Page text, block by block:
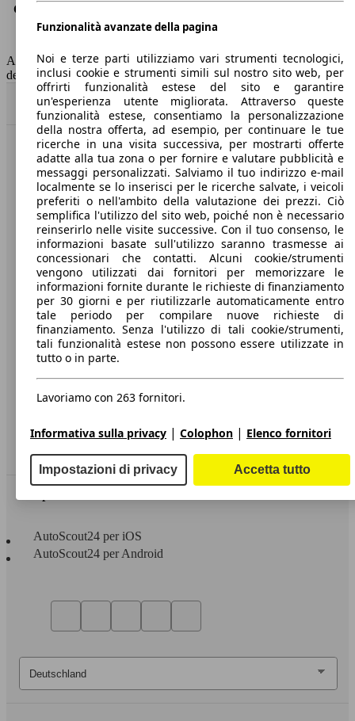
Consumo (combinato)*
Classe di emissione
Euro 5
AutoScout24 non si assume alcuna responsabilità per la correttezza
dei dati.
Torna su
Benvenuti su AutoScout24, il mercato auto europeo.
Società
A proposito di AutoScout24
Stampa
Media
Condizioni generali
Informazioni
Dichiarazione di Accessibilità
Servizi
Area rivenditori
AutoScout24 per iOS
AutoScout24 per Android
Funzionalità avanzate della pagina
Noi e terze parti utilizziamo vari strumenti tecnologici,
inclusi cookie e strumenti simili sul nostro sito web, per
offrirti funzionalità estese del sito e garantire
un'esperienza utente migliorata. Attraverso queste
funzionalità estese, consentiamo la personalizzazione
della nostra offerta, ad esempio, per continuare le tue
ricerche in una visita successiva, per mostrarti offerte
adatte alla tua zona o per fornire e valutare pubblicità e
messaggi personalizzati. Salviamo il tuo indirizzo e-mail
localmente se lo inserisci per le ricerche salvate, i veicoli
preferiti o nell'ambito della valutazione dei prezzi. Ciò
semplifica l'utilizzo del sito web, poiché non è necessario
reinserirlo nelle visite successive. Con il tuo consenso, le
informazioni basate sull'utilizzo saranno trasmesse ai
concessionari che contatti. Alcuni cookie/strumenti
vengono utilizzati dai fornitori per memorizzare le
informazioni fornite durante le richieste di finanziamento
per 30 giorni e per riutilizzarle automaticamente entro
tale periodo per compilare nuove richieste di
finanziamento. Senza l'utilizzo di tali cookie/strumenti,
tali funzionalità estese non possono essere utilizzate in
tutto o in parte.
Lavoriamo con 263 fornitori.
Informativa sulla privacy | Colophon | Elenco fornitori
Impostazioni di privacy Accetta tutto